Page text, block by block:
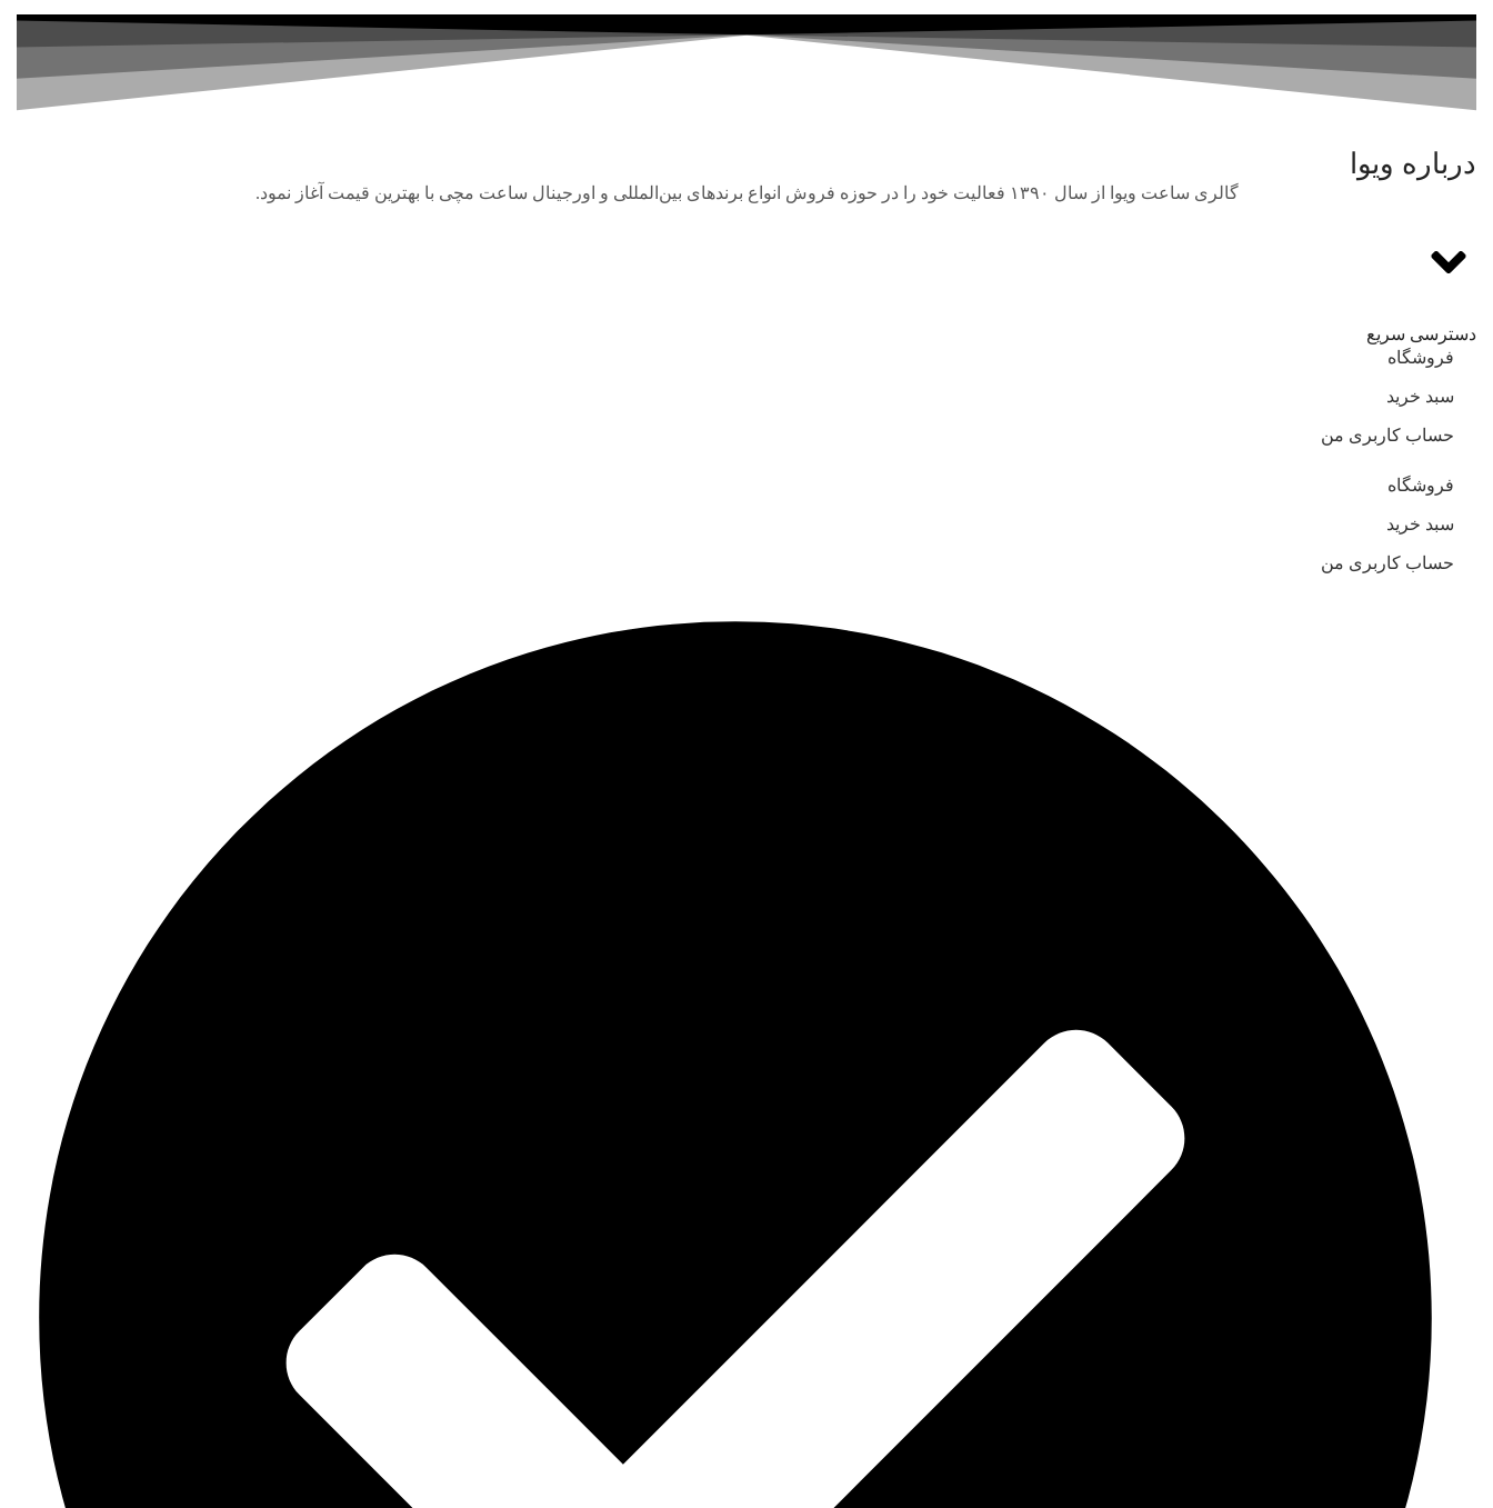
درباره ویوا
گالری ساعت ویوا از سال ۱۳۹۰ فعالیت خود را در حوزه فروش انواع برندهای بین‌المللی و اورجینال ساعت مچی با بهترین قیمت آغاز نمود.
دسترسی سریع
فروشگاه
سبد خرید
حساب کاربری من
فروشگاه
سبد خرید
حساب کاربری من